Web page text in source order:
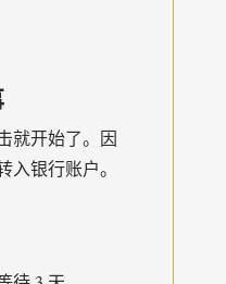
就开始了。因
入银行账户。